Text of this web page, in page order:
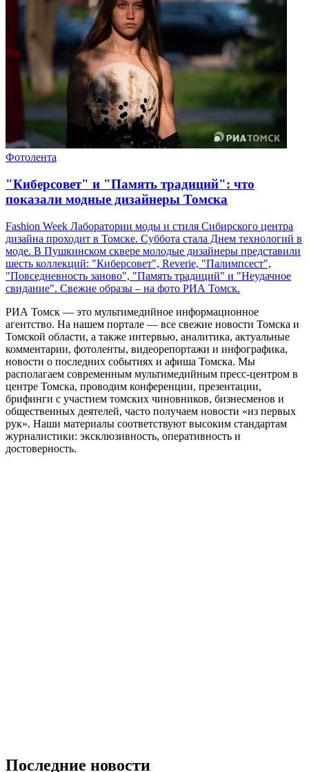
Фотолента
"Киберсовет" и "Память традиций": что
показали модные дизайнеры Томска
Fashion Week Лаборатории моды и стиля Сибирского центра
дизайна проходит в Томске. Суббота стала Днем технологий в
моде. В Пушкинском сквере молодые дизайнеры представили
шесть коллекций: "Киберсовет", Reverie, "Палимпсест",
"Повседневность заново", "Память традиций" и "Неудачное
свидание". Свежие образы – на фото РИА Томск.
РИА Томск — это мультимедийное информационное
агентство. На нашем портале — все свежие новости Томска и
Томской области, а также интервью, аналитика, актуальные
комментарии, фотоленты, видеорепортажи и инфографика,
новости о последних событиях и афиша Томска. Мы
располагаем современным мультимедийным пресс-центром в
центре Томска, проводим конференции, презентации,
брифинги с участием томских чиновников, бизнесменов и
общественных деятелей, часто получаем новости «из первых
рук». Наши материалы соответствуют высоким стандартам
журналистики: эксклюзивность, оперативность и
достоверность.
Последние новости